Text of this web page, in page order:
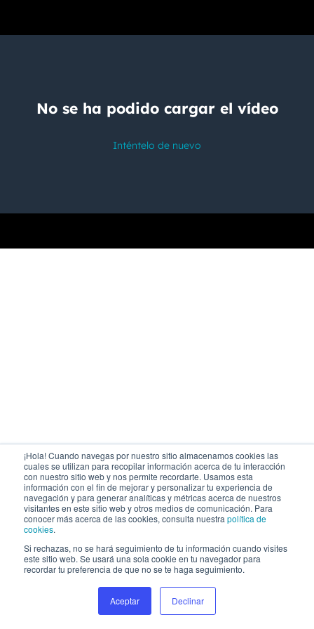
¡Hola! Cuando navegas por nuestro sitio almacenamos cookies las
cuales se utilizan para recopilar información acerca de tu interacción
con nuestro sitio web y nos permite recordarte. Usamos esta
información con el fin de mejorar y personalizar tu experiencia de
navegación y para generar analíticas y métricas acerca de nuestros
visitantes en este sitio web y otros medios de comunicación. Para
conocer más acerca de las cookies, consulta nuestra política de
cookies.
Si rechazas, no se hará seguimiento de tu información cuando visites
este sitio web. Se usará una sola cookie en tu navegador para
recordar tu preferencia de que no se te haga seguimiento.
Aceptar Declinar